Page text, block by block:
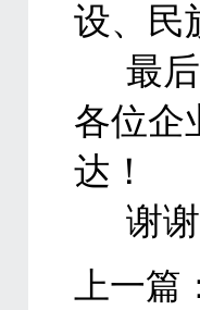
设、民
最
各位企
达！
谢
上一篇